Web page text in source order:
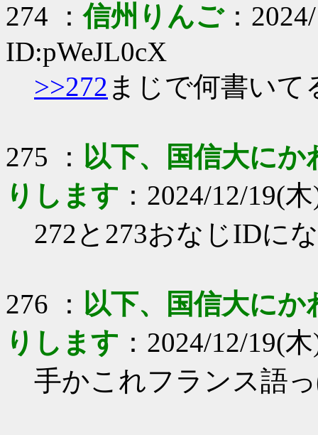
274 ：信州りんご：
ID:pWeJL0cX
>>272 まじで何書いて
275 ： 以下、国信大に
りします ：2024/12/19(
272と273おなじIDに
276 ： 以下、国信大に
りします ：2024/12/19(
手かこれフランス語